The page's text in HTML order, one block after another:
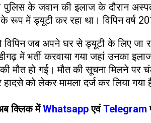
पुलिस के जवान की इलाज के दौरान
रूप में ड्यूटी कर रहा था। विपिन वर्ष
जब अपने घर से ड्यूटी के लिए जा
में भर्ती करवाया गया जहां उनका
मौत हो गई। मौत की सूचना मिलने
को लेकर मामला दर्ज कर लिया गया
क्लिक मेंWhatsappएवंTelegram